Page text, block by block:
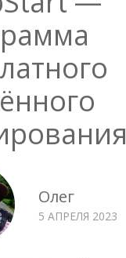
Олег
5 АПРЕЛЯ 2023